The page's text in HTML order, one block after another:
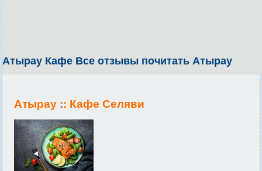
Атырау Кафе Все отзывы почитать Атырау
Атырау :: Кафе Селяви